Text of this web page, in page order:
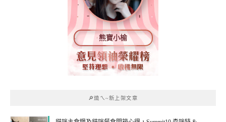
熊寶小榆
🔎燒ㄟ~新上架文章